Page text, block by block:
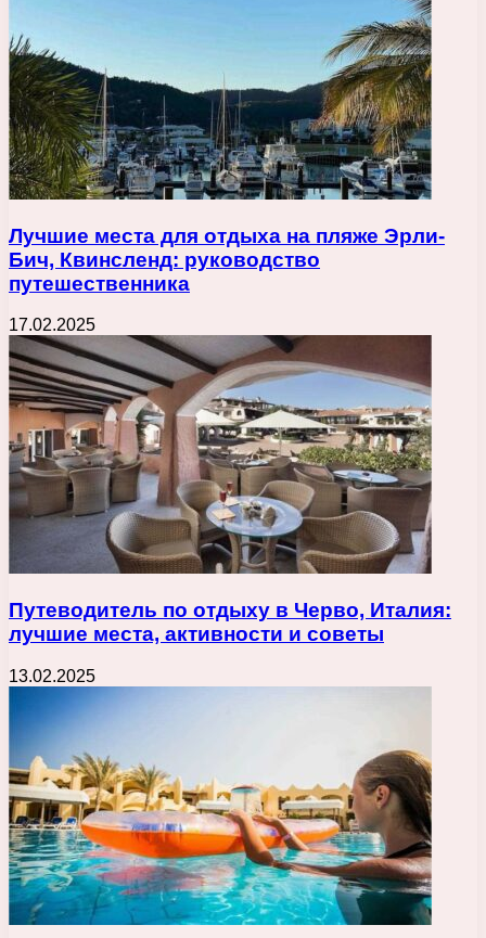
Лучшие места для отдыха на пляже Эрли-
Бич, Квинсленд: руководство
путешественника
17.02.2025
Путеводитель по отдыху в Черво, Италия:
лучшие места, активности и советы
13.02.2025